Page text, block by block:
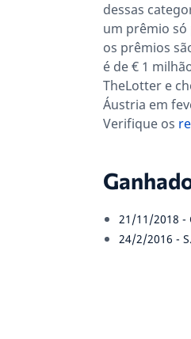
dessas
um prêmio
os prêmios
é de € 1
TheLotter e
Áustria em
Verifique os
21/11/2018 -
24/2/2016 -